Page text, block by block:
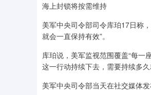
海上封锁将按需维持
美军中央司令部司令库珀17日称
就会一直保持有效”。
库珀说，美军监视范围覆盖“每一
这一行动持续下去，需要持续多久
美军中央司令部当天在社交媒体